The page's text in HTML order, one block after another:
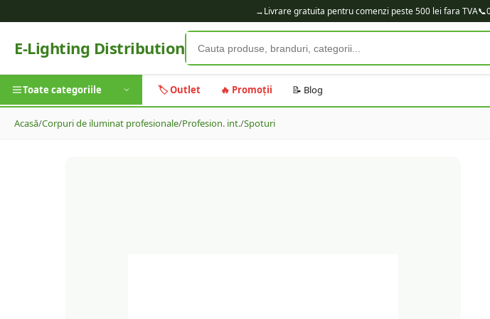
→Livrare gratuita pentru comenzi peste 500 lei fara TVA📞
E-Lighting Distribution
Toate categoriile 🏷️ Outlet 🔥 Promoții 📝 Blog
Acasă/Corpuri de iluminat profesionale/Profesion. int./Spoturi